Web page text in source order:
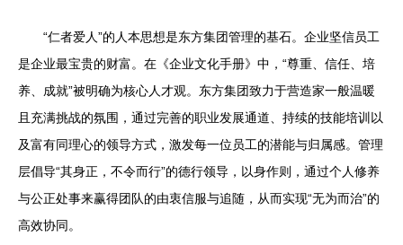
“仁者爱人”的人本思想是东方集团管理的基石。企业坚信员工
是企业最宝贵的财富。在《企业文化手册》中，“尊重、信任、培
养、成就”被明确为核心人才观。东方集团致力于营造家一般温暖
且充满挑战的氛围，通过完善的职业发展通道、持续的技能培训以
及富有同理心的领导方式，激发每一位员工的潜能与归属感。管理
层倡导“其身正，不令而行”的德行领导，以身作则，通过个人修养
与公正处事来赢得团队的由衷信服与追随，从而实现“无为而治”的
高效协同。